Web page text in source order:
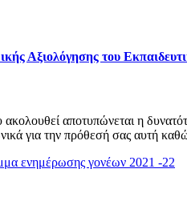
Αξιολόγησης του
ακολουθεί αποτυπώνεται η
για την πρόθεσή σας αυτή
ενημέρωσης γονέων 2021 -22